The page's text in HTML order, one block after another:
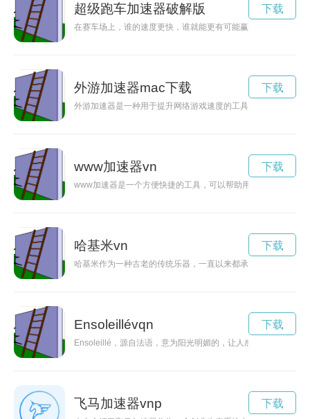
超级跑车加速器破解版
在赛车场上，谁的速度更快，谁就能更有可能赢得胜利。所以
下载
外游加速器mac下载
外游加速器是一种用于提升网络游戏速度的工具，可以帮助玩
下载
www加速器vn
www加速器是一个方便快捷的工具，可以帮助用户解锁网络限
下载
哈基米vn
哈基米作为一种古老的传统乐器，一直以来都承载着丰富的文
下载
Ensoleillévqn
Ensoleillé，源自法语，意为阳光明媚的，让人感到快乐的。阳
下载
飞马加速器vnp 下载